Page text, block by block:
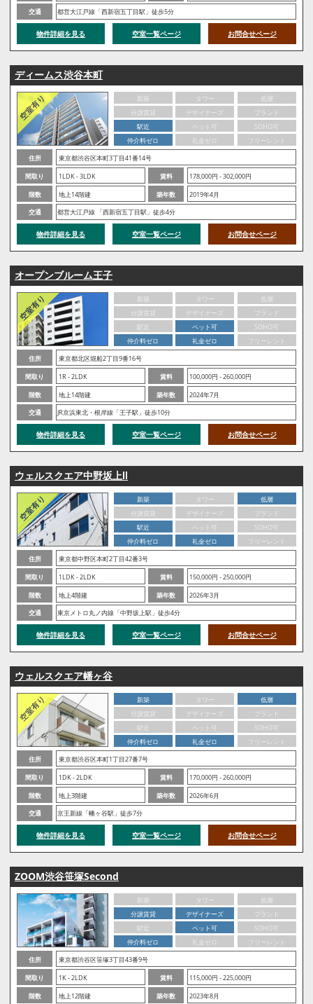
交通 都営大江戸線「西新宿五丁目駅」徒歩5分
物件詳細を見る 空室一覧ページ お問合せページ
ディームス渋谷本町
新築 タワー
低層
分譲賃貸
デザイナーズ
ブランド
駅近
ペット可
SOHO可
仲介料ゼロ
礼金ゼロ
フリーレント
住所
東京都渋谷区本町3丁目41番14号
間取り
1LDK - 3LDK 賃料
178,000円 - 302,000円
階数
地上14階建 築年数
2019年4月
交通
都営大江戸線 「西新宿五丁目駅」徒歩4分
物件詳細を見る 空室一覧ページ お問合せページ
オープンブルーム王子
新築 タワー
低層
分譲賃貸
デザイナーズ
ブランド
駅近
ペット可
SOHO可
仲介料ゼロ
礼金ゼロ
フリーレント
住所
東京都北区堀船2丁目9番16号
間取り
1R - 2LDK 賃料
100,000円 - 260,000円
階数
地上14階建 築年数
2024年7月
交通
JR京浜東北・根岸線「王子駅」徒歩10分
物件詳細を見る 空室一覧ページ お問合せページ
ウェルスクエア中野坂上Ⅱ
新築 タワー
低層
分譲賃貸
デザイナーズ
ブランド
駅近
ペット可
SOHO可
仲介料ゼロ
礼金ゼロ
フリーレント
住所
東京都中野区本町2丁目42番3号
間取り
1LDK - 2LDK 賃料
150,000円 - 250,000円
階数
地上4階建 築年数
2026年3月
交通
東京メトロ丸ノ内線「中野坂上駅」徒歩4分
物件詳細を見る 空室一覧ページ お問合せページ
ウェルスクエア幡ヶ谷
新築 タワー
低層
分譲賃貸
デザイナーズ
ブランド
駅近
ペット可
SOHO可
仲介料ゼロ
礼金ゼロ
フリーレント
住所
東京都渋谷区本町1丁目27番7号
間取り
1DK - 2LDK 賃料
170,000円 - 260,000円
階数
地上3階建 築年数
2026年6月
交通
京王新線「幡ヶ谷駅」徒歩7分
物件詳細を見る 空室一覧ページ お問合せページ
ZOOM渋谷笹塚Second
新築 タワー
低層
分譲賃貸
デザイナーズ
ブランド
駅近
ペット可
SOHO可
仲介料ゼロ
礼金ゼロ
フリーレント
住所
東京都渋谷区笹塚3丁目43番9号
間取り
1K - 2LDK 賃料
115,000円 - 225,000円
階数
地上12階建 築年数
2023年8月